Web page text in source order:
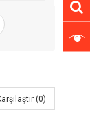
(0)